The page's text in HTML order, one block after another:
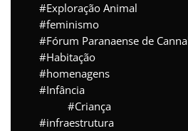
Exploração Animal
feminismo
Fórum Paranaense de
Habitação
homenagens
Infância
Criança
infraestrutura